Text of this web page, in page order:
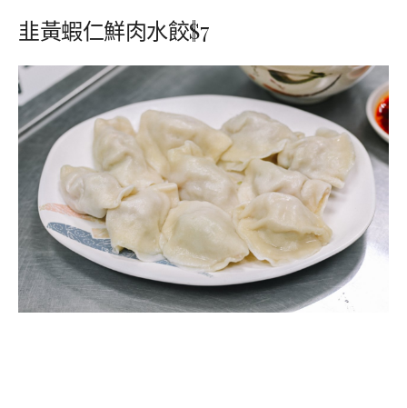
韭黃蝦仁鮮肉水餃$7